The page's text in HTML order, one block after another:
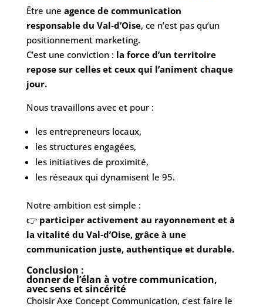
Être une agence de communication
responsable du Val‑d’Oise, ce n’est pas qu’un
positionnement marketing.
C’est une conviction : la force d’un territoire
repose sur celles et ceux qui l’animent chaque
jour.
Nous travaillons avec et pour :
les entrepreneurs locaux,
les structures engagées,
les initiatives de proximité,
les réseaux qui dynamisent le 95.
Notre ambition est simple :
👉 participer activement au rayonnement et à
la vitalité du Val‑d’Oise, grâce à une
communication juste, authentique et durable.
Conclusion :
donner de l’élan à votre communication,
avec sens et sincérité
Choisir Axe Concept Communication, c’est faire le